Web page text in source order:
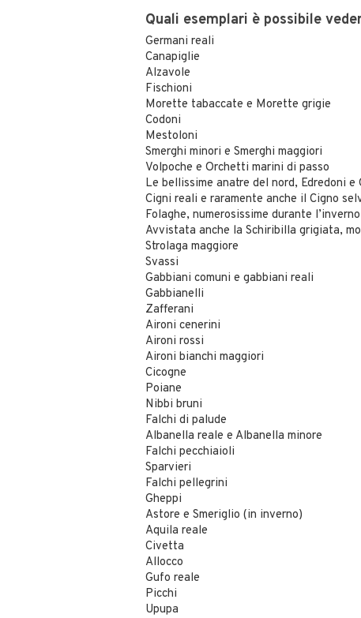
Quali esemplari è possibile
Germani reali
Canapiglie
Alzavole
Fischioni
Morette tabaccate e Morette grigie
Codoni
Mestoloni
Smerghi minori e Smerghi maggiori
Volpoche e Orchetti marini di passo
Le bellissime anatre del nord, Edredoni
Cigni reali e raramente anche il Cigno
Folaghe, numerosissime durante l’inverno
Avvistata anche la Schiribilla grigiata,
Strolaga maggiore
Svassi
Gabbiani comuni e gabbiani reali
Gabbianelli
Zafferani
Aironi cenerini
Aironi rossi
Aironi bianchi maggiori
Cicogne
Poiane
Nibbi bruni
Falchi di palude
Albanella reale e Albanella minore
Falchi pecchiaioli
Sparvieri
Falchi pellegrini
Gheppi
Astore e Smeriglio (in inverno)
Aquila reale
Civetta
Allocco
Gufo reale
Picchi
Upupa